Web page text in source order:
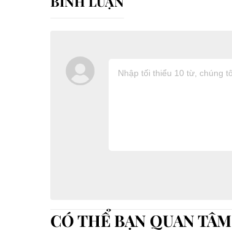
CÓ THỂ BẠN QUAN TÂM